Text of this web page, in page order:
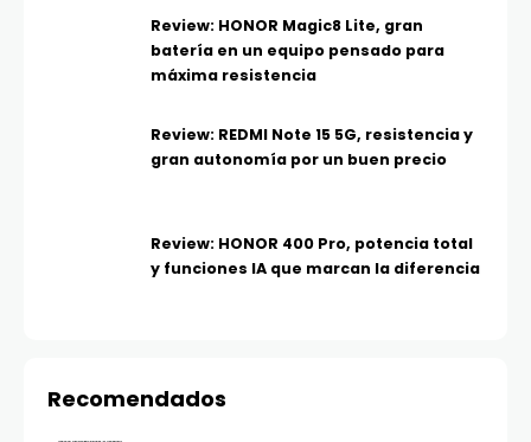
Review: HONOR Magic8 Lite, gran
batería en un equipo pensado para
máxima resistencia
Review: REDMI Note 15 5G, resistencia y
gran autonomía por un buen precio
Review: HONOR 400 Pro, potencia total
y funciones IA que marcan la diferencia
Recomendados